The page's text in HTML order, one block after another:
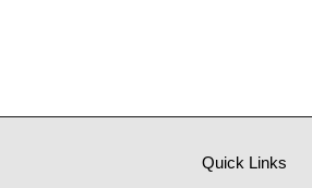
Quick Links